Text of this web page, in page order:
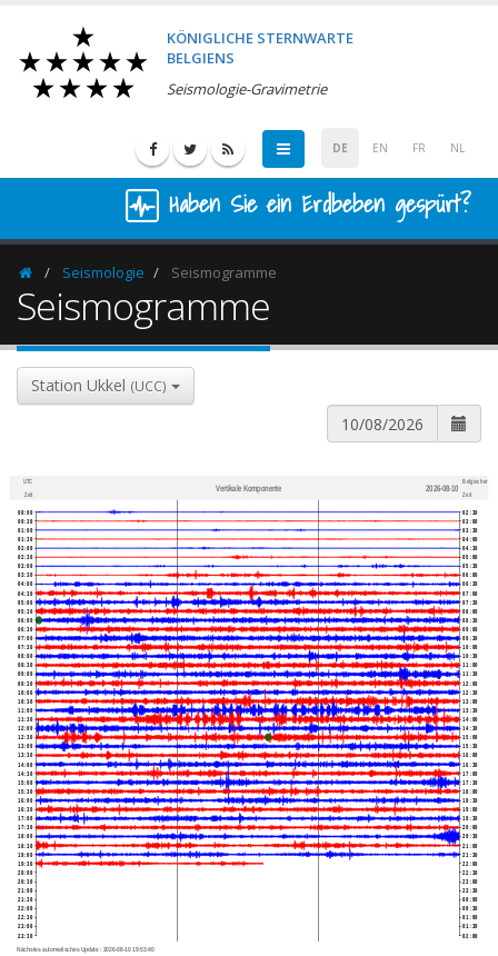
KÖNIGLICHE STERNWARTE
BELGIENS
Seismologie-Gravimetrie
DE EN FR NL
Haben Sie ein Erdbeben gespürt?
HomepageSeismologie Seismogramme
Seismogramme
Station Ukkel (UCC)
UTC
Zeit
Vertikale Komponente 2026-08-10
Belgischer
Zeit
00:00
00:30
01:00
01:30
02:00
02:30
03:00
03:30
04:00
04:30
05:00
05:30
06:00
06:30
07:00
07:30
08:00
08:30
09:00
09:30
10:00
10:30
11:00
11:30
12:00
12:30
13:00
13:30
14:00
14:30
15:00
15:30
16:00
16:30
17:00
17:30
18:00
18:30
19:00
19:30
20:00
20:30
21:00
21:30
22:00
22:30
23:00
23:30
02:30
03:00
03:30
04:00
04:30
05:00
05:30
06:00
06:30
07:00
07:30
08:00
08:30
09:00
09:30
10:00
10:30
11:00
11:30
12:00
12:30
13:00
13:30
14:00
14:30
15:00
15:30
16:00
16:30
17:00
17:30
18:00
18:30
19:00
19:30
20:00
20:30
21:00
21:30
22:00
22:30
23:00
23:30
00:00
00:30
01:00
01:30
02:00
Nächstes automatisches Update : 2026-08-10 19:53:40